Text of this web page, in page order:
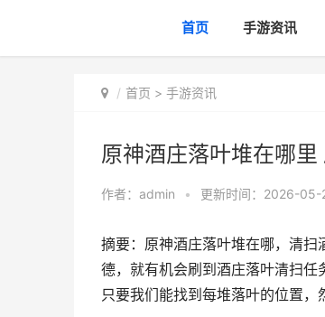
首页 手游资讯
首页 > 手游资讯
原神酒庄落叶堆在哪
作者： admin • 更新时间：2026-05-
摘要：原神酒庄落叶堆在哪，清
德，就有机会刷到酒庄落叶清扫任
只要我们能找到每堆落叶的位置